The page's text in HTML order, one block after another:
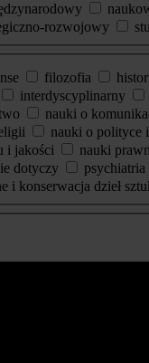
rozwojowy
filozofia
interdyscyplinarny
nauki o
nauki o polityce
i jakości
nauki
dotyczy psychiatria
i konserwacja dzieł